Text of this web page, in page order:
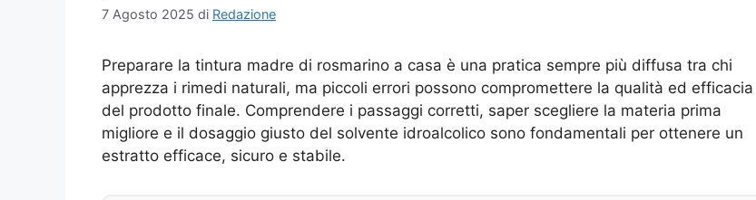
7 Agosto 2025 di Redazione
Preparare la tintura madre di rosmarino a casa è una pratica sempre più diffusa tra chi
apprezza i rimedi naturali, ma piccoli errori possono compromettere la qualità ed efficacia
del prodotto finale. Comprendere i passaggi corretti, saper scegliere la materia prima
migliore e il dosaggio giusto del solvente idroalcolico sono fondamentali per ottenere un
estratto efficace, sicuro e stabile.